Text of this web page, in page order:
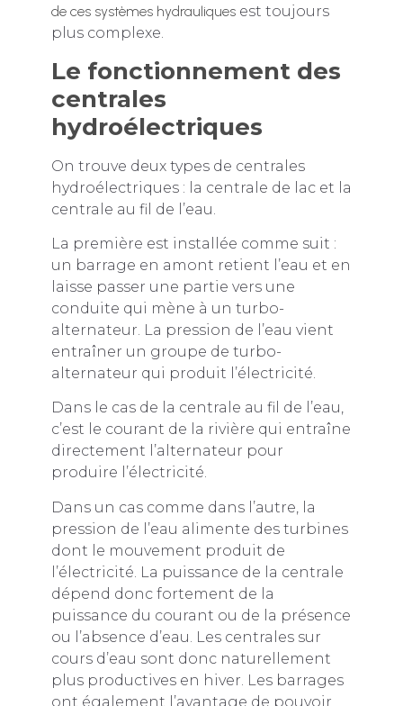
de ces systèmes hydrauliquesest toujours
plus complexe.
Le fonctionnement des
centrales
hydroélectriques
On trouve deux types de centrales
hydroélectriques : la centrale de lac et la
centrale au fil de l’eau.
La première est installée comme suit :
un barrage en amont retient l’eau et en
laisse passer une partie vers une
conduite qui mène à un turbo-
alternateur. La pression de l’eau vient
entraîner un groupe de turbo-
alternateur qui produit l’électricité.
Dans le cas de la centrale au fil de l’eau,
c’est le courant de la rivière qui entraîne
directement l’alternateur pour
produire l’électricité.
Dans un cas comme dans l’autre, la
pression de l’eau alimente des turbines
dont le mouvement produit de
l’électricité. La puissance de la centrale
dépend donc fortement de la
puissance du courant ou de la présence
ou l’absence d’eau. Les centrales sur
cours d’eau sont donc naturellement
plus productives en hiver. Les barrages
ont également l’avantage de pouvoir